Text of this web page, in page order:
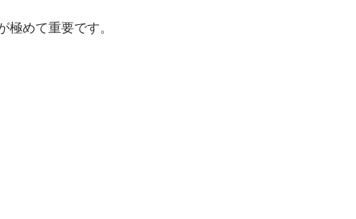
極めて重要です。